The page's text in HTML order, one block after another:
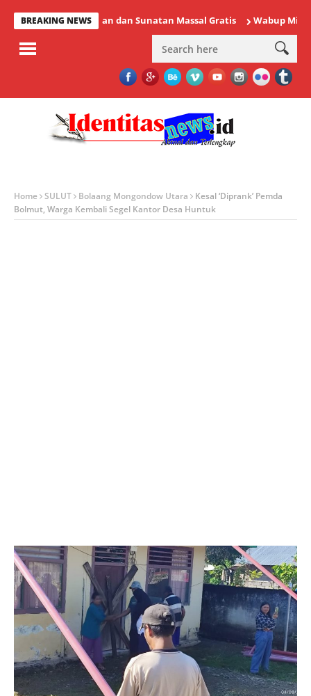
BREAKING NEWS
Kesehatan dan Sunatan Massal Gratis Wabup Minahasa
Home SULUT Bolaang Mongondow Utara
Kesal ‘Diprank’ Pemda
Bolmut, Warga Kembali Segel Kantor Desa Huntuk